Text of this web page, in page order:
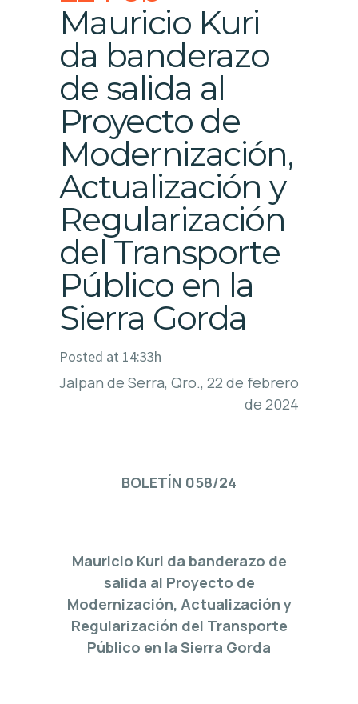
Mauricio Kuri
da banderazo
de salida al
Proyecto de
Modernización,
Actualización y
Regularización
del Transporte
Público en la
Sierra Gorda
Posted at 14:33h
Jalpan de Serra, Qro., 22 de febrero
de 2024
BOLETÍN 058/24
Mauricio Kuri da banderazo de
salida al Proyecto de
Modernización, Actualización y
Regularización del Transporte
Público en la Sierra Gorda